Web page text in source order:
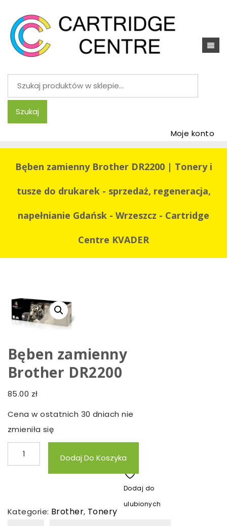
Szukaj:
Szukaj
Moje konto
Bęben zamienny Brother DR2200 | Tonery i
tusze do drukarek - sprzedaż, regeneracja,
napełnianie Gdańsk - Wrzeszcz - Cartridge
Centre KVADER
Bęben zamienny
Brother DR2200
85.00 zł
Cena w ostatnich 30 dniach nie
zmieniła się
ilość
Bęben
DR2200
Dodaj Do Koszyka
Dodaj do
ulubionych
Kategorie: Brother, Tonery